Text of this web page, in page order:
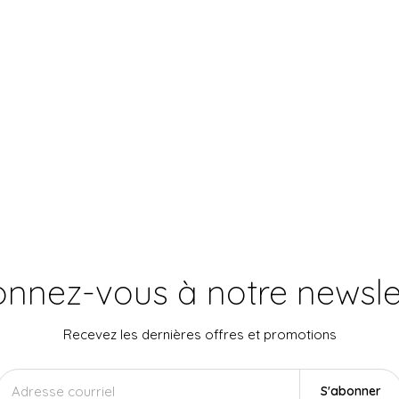
vous à notre
Recevez les dernières offres et promotions
S'abonner